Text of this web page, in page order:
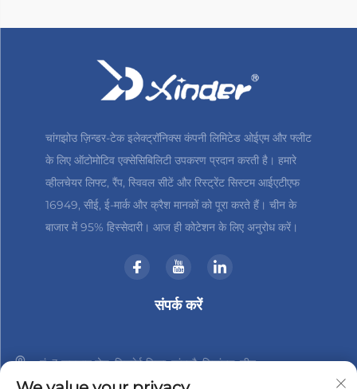
चांगझोउ ज़िन्डर-टेक इलेक्ट्रॉनिक्स कंपनी लिमिटेड ओईएम और फ्लीट
के लिए ऑटोमोटिव एक्सेसिबिलिटी उपकरण प्रदान करती है। हमारे
व्हीलचेयर लिफ्ट, रैंप, स्विवल सीटें और रिस्ट्रेंट सिस्टम आईएटीएफ
16949, सीई, ई-मार्क और क्रैश मानकों को पूरा करते हैं। चीन के
बाजार में 95% हिस्सेदारी। आज ही कोटेशन के लिए अनुरोध करें।
संपर्क करें
नं. 3 हानशान रोड, जिनबेई जिला, चांगझौ, जियांगसु, चीन